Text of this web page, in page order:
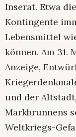
Inserat. Etwa
Kontingente
Lebensmittel
können. Am 31.
Anzeige,
und der
Markbrunnens
Weltkriegs-